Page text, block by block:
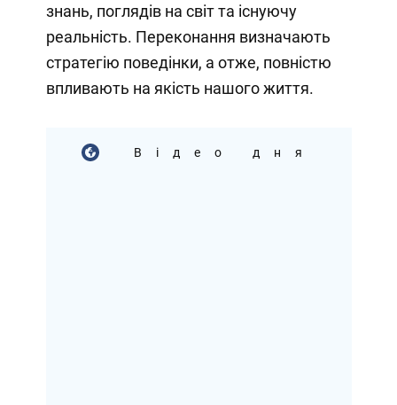
знань, поглядів на світ та існуючу
реальність. Переконання визначають
стратегію поведінки, а отже, повністю
впливають на якість нашого життя.
Відео дня